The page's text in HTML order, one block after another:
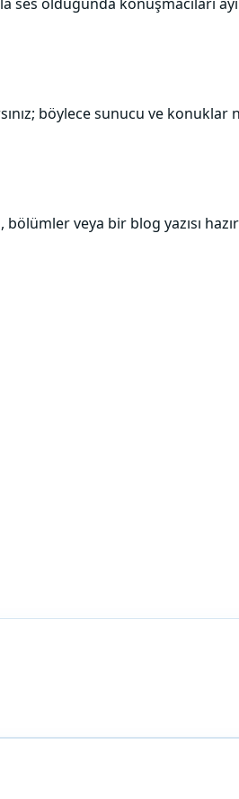
böylece sunucu ve konuklar
veya bir blog yazısı